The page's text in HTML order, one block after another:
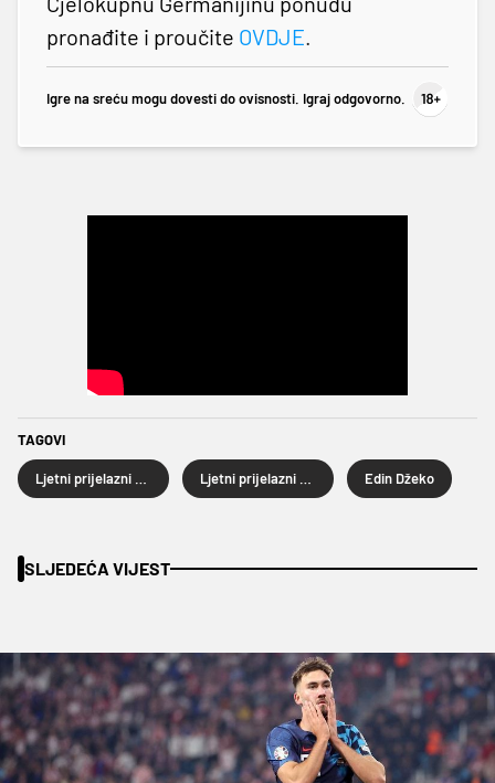
pronađite i proučite OVDJE.
Igre na sreću mogu dovesti do ovisnosti. Igraj odgovorno.
TAGOVI
Edin Džeko
SLJEDEĆA VIJEST